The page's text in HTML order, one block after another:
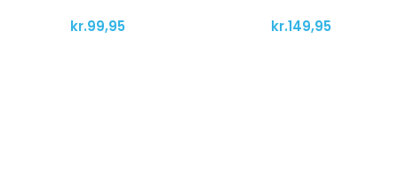
kr.99,95
kr.149,95